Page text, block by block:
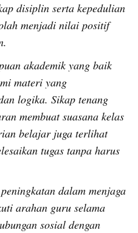
disiplin serta kepedulian
menjadi nilai positif
akademik yang baik
materi yang
logika. Sikap tenang
membuat suasana kelas
belajar juga terlihat
tugas tanpa harus
dalam menjaga
arahan guru selama
sosial dengan